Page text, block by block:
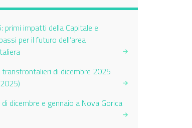
primi impatti della Capitale e
per il futuro dell’area
transfrontalieri di dicembre 2025
dicembre e gennaio a Nova Gorica